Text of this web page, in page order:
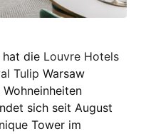
hat die Louvre Hotels
Tulip Warsaw
sich seit August
Tower im